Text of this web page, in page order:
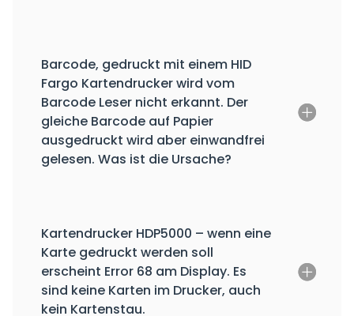
Barcode, gedruckt mit einem HID
Fargo Kartendrucker wird vom
Barcode Leser nicht erkannt. Der
gleiche Barcode auf Papier
ausgedruckt wird aber einwandfrei
gelesen. Was ist die Ursache?
Kartendrucker HDP5000 – wenn eine
Karte gedruckt werden soll
erscheint Error 68 am Display. Es
sind keine Karten im Drucker, auch
kein Kartenstau.